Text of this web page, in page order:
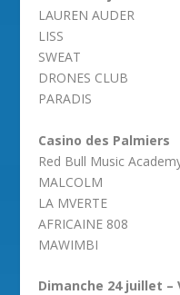
LAUREN AUDER
LISS
SWEAT
DRONES CLUB
PARADIS
Casino des Palmiers
Red Bull Music
MALCOLM
LA MVERTE
AFRICAINE 808
MAWIMBI
Dimanche 24 juillet –